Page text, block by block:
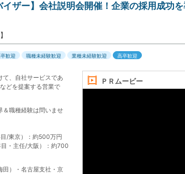
イザー】会社説明会開催！企業の採用成功
歓迎 職種未経験歓迎 業種未経験歓迎 高卒歓迎
ＰＲムービー
て、自社サービスであ
どを提案する営業で
＆職種経験は問いませ
/東京）：約500万円
・主任/大阪）：約700
田）・名古屋支社・京